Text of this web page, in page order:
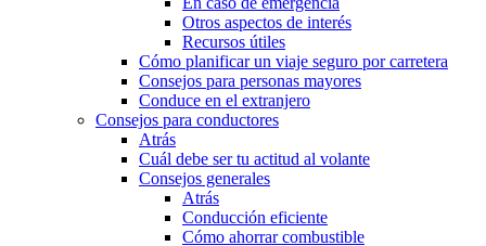
Otros aspectos de interés
Recursos útiles
Cómo planificar un viaje seguro por carretera
Consejos para personas mayores
Conduce en el extranjero
Consejos para conductores
Atrás
Cuál debe ser tu actitud al volante
Consejos generales
Atrás
Conducción eficiente
Cómo ahorrar combustible